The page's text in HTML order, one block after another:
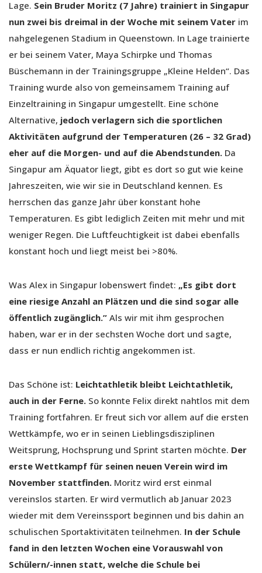
Lage. Sein Bruder Moritz (7 Jahre) trainiert in Singapur
nun zwei bis dreimal in der Woche mit seinem Vater im
nahgelegenen Stadium in Queenstown. In Lage trainierte
er bei seinem Vater, Maya Schirpke und Thomas
Büschemann in der Trainingsgruppe „Kleine Helden“. Das
Training wurde also von gemeinsamem Training auf
Einzeltraining in Singapur umgestellt. Eine schöne
Alternative, jedoch verlagern sich die sportlichen
Aktivitäten aufgrund der Temperaturen (26 – 32 Grad)
eher auf die Morgen- und auf die Abendstunden. Da
Singapur am Äquator liegt, gibt es dort so gut wie keine
Jahreszeiten, wie wir sie in Deutschland kennen. Es
herrschen das ganze Jahr über konstant hohe
Temperaturen. Es gibt lediglich Zeiten mit mehr und mit
weniger Regen. Die Luftfeuchtigkeit ist dabei ebenfalls
konstant hoch und liegt meist bei >80%.
Was Alex in Singapur lobenswert findet: „Es gibt dort
eine riesige Anzahl an Plätzen und die sind sogar alle
öffentlich zugänglich.” Als wir mit ihm gesprochen
haben, war er in der sechsten Woche dort und sagte,
dass er nun endlich richtig angekommen ist.
Das Schöne ist: Leichtathletik bleibt Leichtathletik,
auch in der Ferne. So konnte Felix direkt nahtlos mit dem
Training fortfahren. Er freut sich vor allem auf die ersten
Wettkämpfe, wo er in seinen Lieblingsdisziplinen
Weitsprung, Hochsprung und Sprint starten möchte. Der
erste Wettkampf für seinen neuen Verein wird im
November stattfinden. Moritz wird erst einmal
vereinslos starten. Er wird vermutlich ab Januar 2023
wieder mit dem Vereinssport beginnen und bis dahin an
schulischen Sportaktivitäten teilnehmen. In der Schule
fand in den letzten Wochen eine Vorauswahl von
Schülern/-innen statt, welche die Schule bei